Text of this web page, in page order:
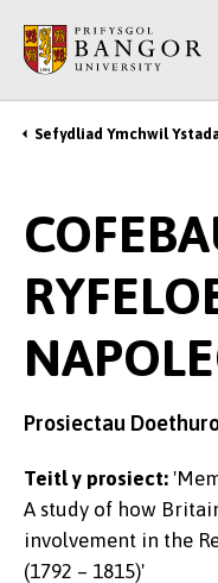
Prif
Gynnwys
Sefydliad Ymchwil
Prosiectau
Teitl y prosiect:
A study of how
involvement in the
(1792 – 1815)'